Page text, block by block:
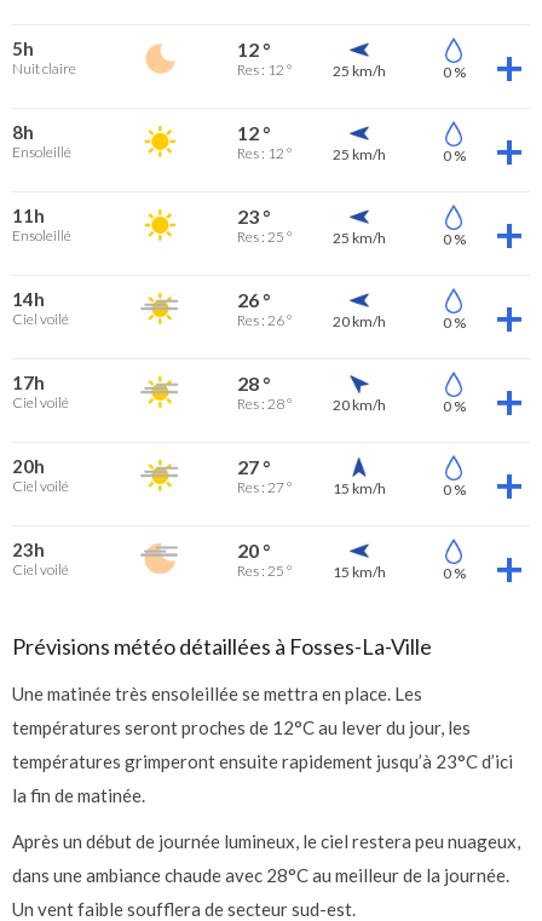
5h
Nuit claire
12 °
Res : 12 ° 25 km/h 0 %
8h
Ensoleillé
12 °
Res : 12 ° 25 km/h 0 %
11h
Ensoleillé
23 °
Res : 25 ° 25 km/h 0 %
14h
Ciel voilé
26 °
Res : 26 ° 20 km/h 0 %
17h
Ciel voilé
28 °
Res : 28 ° 20 km/h 0 %
20h
Ciel voilé
27 °
Res : 27 ° 15 km/h 0 %
23h
Ciel voilé
20 °
Res : 25 ° 15 km/h 0 %
Prévisions météo détaillées à Fosses-La-Ville
Une matinée très ensoleillée se mettra en place. Les
températures seront proches de 12°C au lever du jour, les
températures grimperont ensuite rapidement jusqu’à 23°C d’ici
la fin de matinée.
Après un début de journée lumineux, le ciel restera peu nuageux,
dans une ambiance chaude avec 28°C au meilleur de la journée.
Un vent faible soufflera de secteur sud-est.